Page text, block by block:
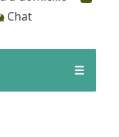
Chat
☰